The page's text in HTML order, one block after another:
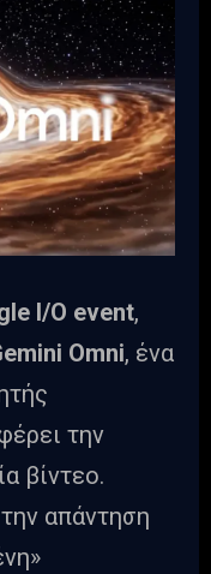
I/O event,
Omni, ένα
την
βίντεο.
απάντηση